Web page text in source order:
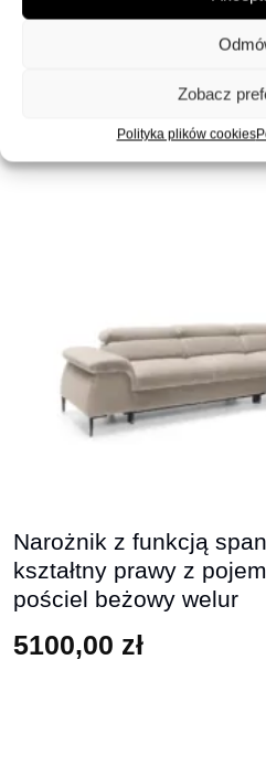
Zobacz
Polityka plików cookies
kształtny prawy z
pościel brązowy sztruks
Narożnik z funkcją
kształtny prawy z
pościel beżowy welur
5100,00 zł